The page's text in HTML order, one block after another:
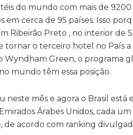
do mundo com mais de 9200
cerca de 95 países. Isso
Ribeirão Preto , no interior de
tornar o terceiro hotel no País a
Wyndham Green, o programa
mundo têm essa posição.
neste mês e agora o Brasil
Árabes Unidos, cada
de acordo com ranking